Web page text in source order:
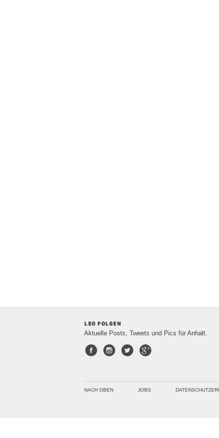
leo folgen
Aktuelle Posts, Tweets und Pics für Anhalt.
FacebookInstagram
Twitter
NACH OBEN JOBS